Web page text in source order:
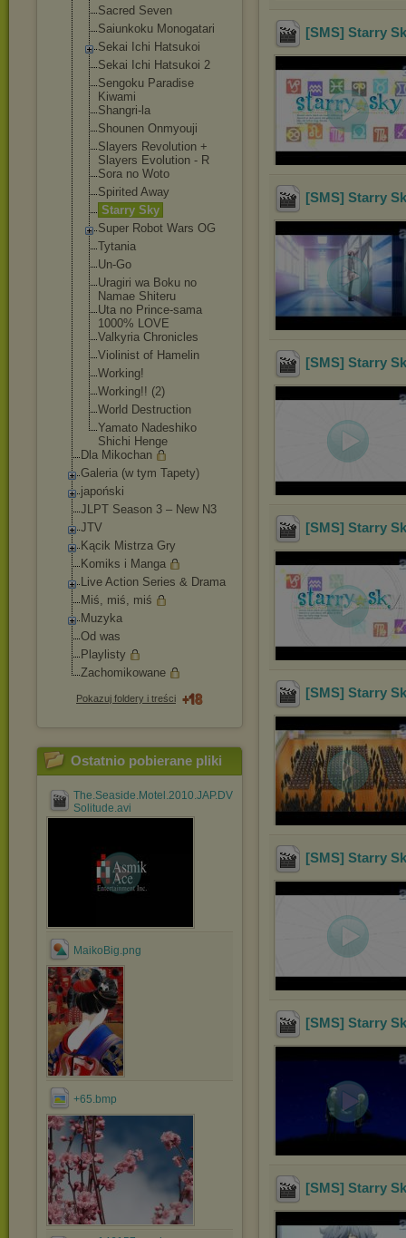
Sacred Seven
Saiunkoku Monogatari
Sekai Ichi Hatsukoi
Sekai Ichi Hatsukoi 2
Sengoku Paradise
Kiwami
Shangri-la
Shounen Onmyouji
Slayers Revolution +
Slayers Evolution - R
Sora no Woto
Spirited Away
Starry Sky
Super Robot Wars OG
Tytania
Un-Go
Uragiri wa Boku no
Namae Shiteru
Uta no Prince-sama
1000% LOVE
Valkyria Chronicles
Violinist of Hamelin
Working!
Working!! (2)
World Destruction
Yamato Nadeshiko
Shichi Henge
Dla Mikochan
Galeria (w tym Tapety)
japoński
JLPT Season 3 – New N3
JTV
Kącik Mistrza Gry
Komiks i Manga
Live Action Series & Drama
Miś, miś, miś
Muzyka
Od was
Playlisty
Zachomikowane
Pokazuj foldery i treści
Ostatnio pobierane pliki
The.Seaside.Motel.2010.JAP.DVDRip.XviD-
Solitude.avi
MaikoBig.png
+65.bmp
[SMS] Starry
[SMS] Starry
[SMS] Starry
[SMS] Starry
[SMS] Starry
[SMS] Starry
[SMS] Starry
[SMS] Starry